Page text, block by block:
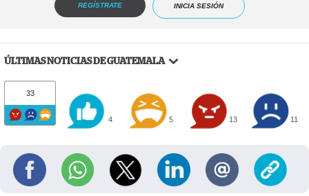
REGÍSTRATE INICIA SESIÓN
ÚLTIMAS NOTICIAS DE GUATEMALA
33
4 5 13 11